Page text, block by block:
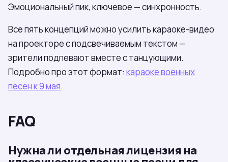
Эмоциональный пик, ключевое — синхронность.
Все пять концепций можно усилить караоке-видео
на проекторе с подсвечиваемым текстом —
зрители подпевают вместе с танцующими.
Подробно про этот формат: караоке военных
песен к 9 мая.
FAQ
Нужна ли отдельная лицензия на